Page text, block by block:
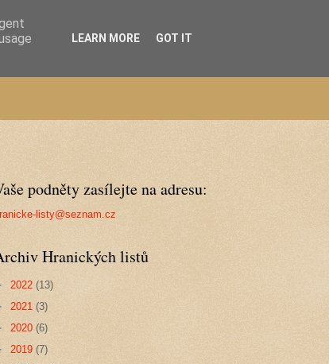
podněty zasílejte na adresu:
listy@seznam.cz
Hranických listů
2022 (13)
2021 (3)
2020 (6)
2019 (7)
LEARN MORE GOT IT